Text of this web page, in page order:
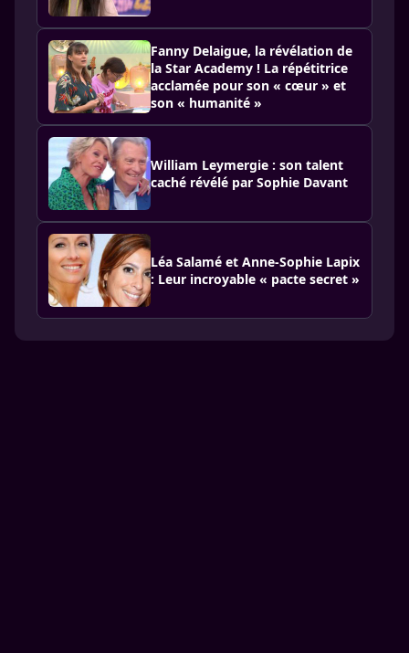
Fanny Delaigue, la révélation de
la Star Academy ! La répétitrice
acclamée pour son « cœur » et
son « humanité »
William Leymergie : son talent
caché révélé par Sophie Davant
Léa Salamé et Anne-Sophie Lapix
: Leur incroyable « pacte secret »